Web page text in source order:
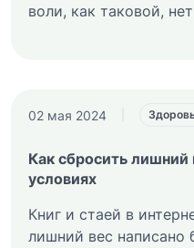
воли, как таковой,
02 мая 2024
Как сбросить
условиях
Книг и стаей в
лишний вес написано